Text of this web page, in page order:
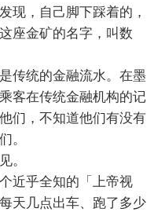
现，自己脚下踩着的，
座金矿的名字，叫数
传统的金融流水。在墨
客在传统金融机构的记
们，不知道他们有没有
。
。
近乎全知的「上帝视
天几点出车、跑了多少